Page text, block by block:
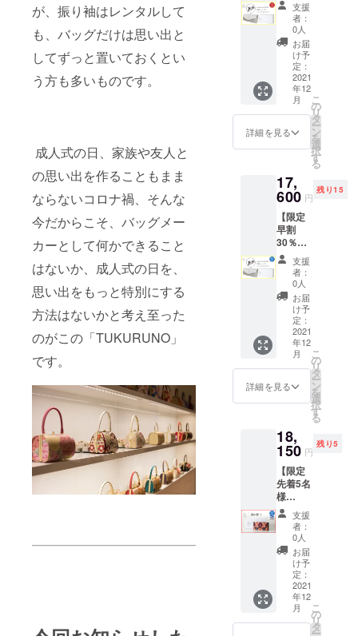
が、振り袖はレンタルして
も、バッグだけは思い出と
してずっと置いておくとい
う方も多いものです。
成人式の日、家族や友人と
の思い出を作ることもまま
ならないコロナ禍、そんな
今だからこそ、バッグメー
カーとして何かできること
はないか、成人式の日を、
思い出をもっと特別にする
方法はないかと考え至った
のがこの「TUKURUNO」
です。
しま
す。 ----
-----------
-----------
-----------
-----------
-----------
ズ：縦
約
11.5cm
5cm 重
さ：生
地によ
る 素
材：生
地によ
る 納
期：12
月予定
※定価：
税込
22,000
円（税
20,000
送料、
消費税
-----------
-----------
- 【！布
幅約
31cm以
上を弊
社まで
お送り
くださ
い！】
地残布
と
UNO
キット
をお送
りいた
しま
す。 ----
-----------
-----------
-----------
-----------
-----------
- サイ
ズ：縦
約
13.5cm
マチ約
5.5cm
重さ：
生地に
よる 素
材：生
地によ
る 納
期：12
月予定
※定価：
税込
22,000
円（税
円引
き】 ✓
Aタイプ
／Large
／お家
にある
布生地
で素敵
なバッ
グにリ
メイク -
-----------
-----------
-----------
-----------
---- 【！
布幅約
31cm以
上を弊
社まで
お送り
くださ
い！】
弊社で
裁断
後、生
地残布
と
TUKUR
りいた
しま
-----------
-----------
-----------
-----------
-----------
- サイ
ズ：縦
13.5cm
×横約
28cm×
マチ約
5.5cm
支援
者：
0人
お届
け予
定：
2021
年12
月
詳細を見る
こ
の
リ
タ
ー
ン
を
選
択
す
る
17,
600 円
残り15
【限定
早割
30％OF
F 4,400
円引
き】 ✓
Bタイプ
／Small
／お家
にある
布生地
で素敵
なバッ
グにリ
メイク -
-----------
-----------
-----------
-----------
---- 【！
布幅約
27cm以
上を弊
社まで
お送り
くださ
い！】
弊社で
裁断
後、生
地残布
と
支援
者：
0人
お届
け予
定：
2021
年12
月
詳細を見る
こ
の
リ
タ
ー
ン
を
選
択
す
る
18,
150 円
残り5
【限定
先着5名
様
30％OF
F 8,250
円引き
→さら
に特割
1,000円
引き】
✓ 【特
割】Bタ
イプ／
支援
者：
0人
お届
け予
定：
2021
年12
月
こ
の
リ
タ